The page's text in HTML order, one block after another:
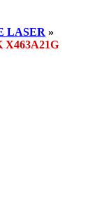
LASER »